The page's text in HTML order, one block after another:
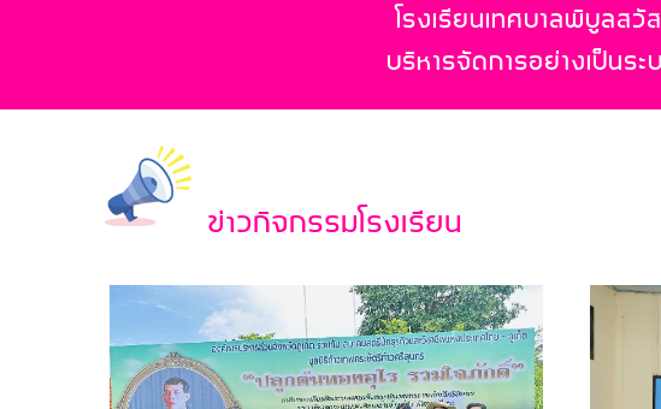
โรงเรียนเทศบาลพิบูลส
บริหารจัดการอย่างเป็น
ข่าวกิจกรรมโรงเรียน